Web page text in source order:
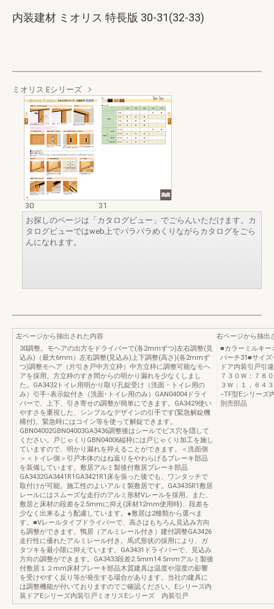
内装建材 ミオリス 特長版 30-31(32-33)
ミオリス Eシリーズ
30
31
お探しのページは「カタログビュー」でごらんいただけます。カ
タログビューではweb上でパラパラめくりながらカタログをごら
んになれます。
左ページから抽出された内容
30調整。モヘアの出方をドライバーで(各2mmずつ)左右調整(見
込み)（最大6mm）左右調整(見込み)上下調整(高さ)(各2mmず
つ)調整モヘア（片引き戸中方立枠）中方立枠に調整可能なモヘ
アを採用。方立枠のすき間からの明かり漏れを少なくしまし
た。GA3432トイレ用明かり取り孔錠受け（洗面・トイレ用の
み）引手･表示錠付き（洗面･トイレ用のみ）GAN04004ドライ
バーで、上下、引き寄せの調整が簡単にできます。GA3429使い
やすさを重視した、シンプルなデザインの引手です(緊急解錠機
構付)。緊急時にはコイン等を使って解錠できます。
GBN04002GBN04003GA3436調整後はシールでビス穴を隠して
ください。戸じゃくりGBN04006縦枠には戸じゃくり加工を施し
ていますので、明かり漏れを抑えることができます。＜洗面側
＞＜トイレ側＞引戸本体のはね返りをやわらげるブレーキ部品
を装備しています。敷居アルミ製後付敷居ブレーキ部品
GA3432GA3441R1GA3421R1床を張った後でも、ワンタッチで
取付けが可能。施工性のよいアルミ製敷居です。GA3435R1敷居
レールにはスムーズな走行のアルミ形材Vレールを採用。また、
敷居と床材の段差を2.5mmに抑え(床材12mm使用時)、段差を
少なく出来るよう配慮しています。●敷居は2種類から選べま
す。■Vレールタイプドライバーで、高さはもちろん見込み方向
も調整ができます。鴨居（アルミレール付き）建付調整GA3426
走行性に優れたアルミレール付き。馬式形状の採用により、ガ
タツキを最小限に抑えています。GA3431ドライバーで、見込み
方向の調整ができます。GA3433段差2.5mm14.5mmアルミ製後
付敷居１２mm床材ブレーキ部品木質建具は温度や湿度の影響
を受けやすく反り等が発生する場合があります。当社の建具に
は調整機能が付いておりますのでご確認ください。Eシリーズ内
装ドアEシリーズ内装引戸ミオリスEシリーズ 内装引戸
右ページから抽出
■カラーミルキー
バーチ31■サイ
ドア内装引戸引
７３０Ｗ：７８
３Ｗ：１，６４
−TF型Eシリーズ
別売部品